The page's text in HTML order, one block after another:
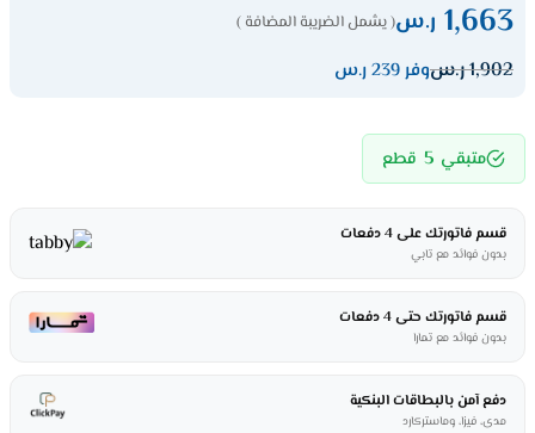
1,663 ر.س( يشمل الضريبة المضافة )
1,902ر.سوفر 239 ر.س
متبقي 5 قطع
قسم فاتورتك على 4 دفعات
بدون فوائد مع تابي
قسم فاتورتك حتى 4 دفعات
بدون فوائد مع تمارا
دفع آمن بالبطاقات البنكية
مدى، فيزا، وماستركارد